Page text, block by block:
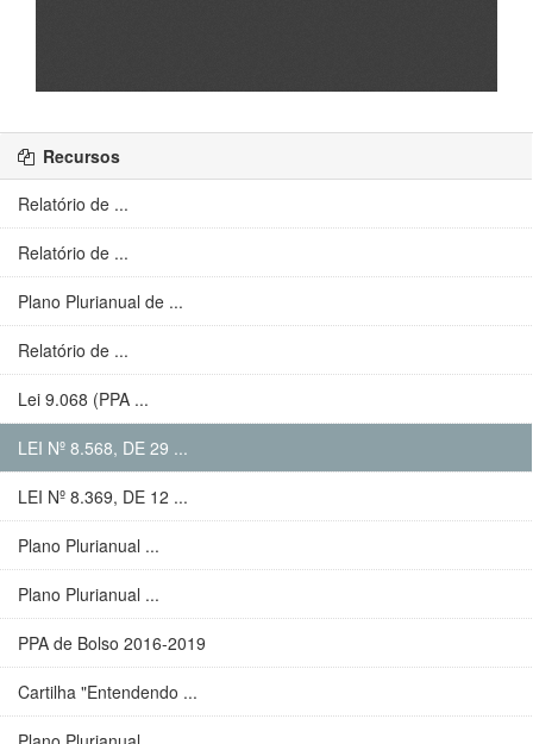
Recursos
Relatório de ...
Relatório de ...
Plano Plurianual de ...
Relatório de ...
Lei 9.068 (PPA ...
LEI Nº 8.568, DE 29 ...
LEI Nº 8.369, DE 12 ...
Plano Plurianual ...
Plano Plurianual ...
PPA de Bolso 2016-2019
Cartilha "Entendendo ...